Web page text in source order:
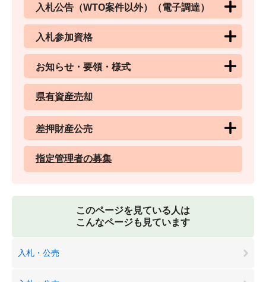
入札公告（WTO案件以外）（電子調達）
入札参加資格
お知らせ・要領・様式
県有資産売却
差押財産公売
指定管理者の募集
このページを見ている人は
こんなページも見ています
入札・公売